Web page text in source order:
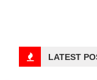
LATEST